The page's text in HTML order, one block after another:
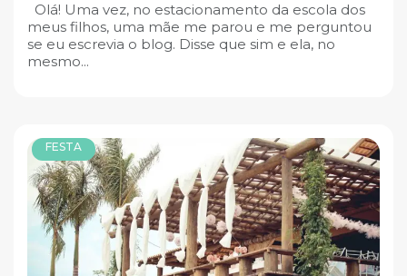
Olá! Uma vez, no estacionamento da escola dos
meus filhos, uma mãe me parou e me perguntou
se eu escrevia o blog. Disse que sim e ela, no
mesmo...
FESTA